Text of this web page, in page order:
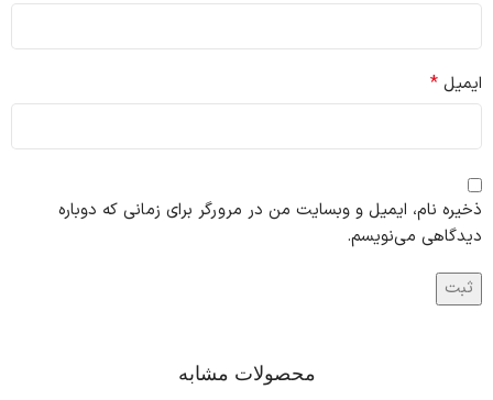
ایمیل *
ذخیره نام، ایمیل و وبسایت من در مرورگر برای زمانی که دوباره
دیدگاهی می‌نویسم.
محصولات مشابه